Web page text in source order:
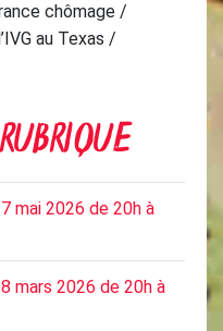
chômage /
au Texas /
mai 2026 de 20h à
mars 2026 de 20h à